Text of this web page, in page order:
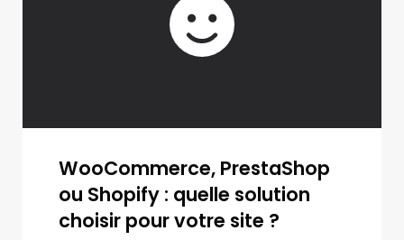
WooCommerce, PrestaShop
ou Shopify : quelle solution
choisir pour votre site ?